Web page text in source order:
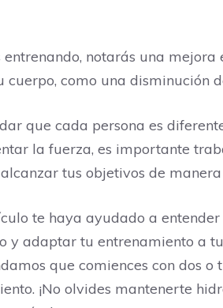
notarás una
cuerpo, como una
que cada persona es
la fuerza, es importante
tus objetivos de
te haya ayudado a
y adaptar tu entrenamiento a
que comiences con dos
¡No olvides mantenerte